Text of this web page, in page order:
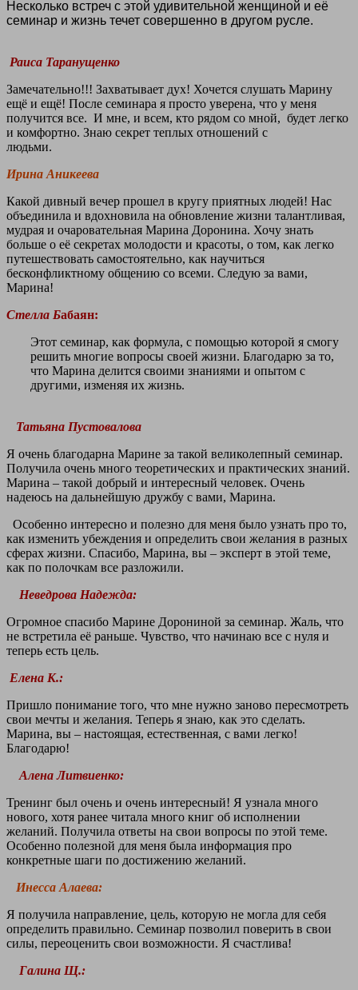
Несколько встреч с этой удивительной женщиной и её
семинар и жизнь течет совершенно в другом русле.
Раиса Таранущенко
Замечательно!!! Захватывает дух! Хочется слушать Марину
ещё и ещё! После семинара я просто уверена, что у меня
получится все. И мне, и всем, кто рядом со мной, будет легко
и комфортно. Знаю секрет теплых отношений с
Ирина Аникеева
Какой дивный вечер прошел в кругу приятных людей! Нас
объединила и вдохновила на обновление жизни талантливая,
мудрая и очаровательная Марина Доронина. Хочу знать
больше о её секретах молодости и красоты, о том, как легко
путешествовать самостоятельно, как научиться
бесконфликтному общению со всеми. Следую за вами,
Марина!
Стелла Бабаян:
Этот семинар, как формула, с помощью которой я смогу
решить многие вопросы своей жизни. Благодарю за то,
что Марина делится своими знаниями и опытом с
другими, изменяя их жизнь.
Татьяна Пустовалова
Я очень благодарна Марине за такой великолепный семинар.
Получила очень много теоретических и практических знаний.
Марина – такой добрый и интересный человек. Очень
надеюсь на дальнейшую дружбу с вами, Марина.
Особенно интересно и полезно для меня было узнать про то,
как изменить убеждения и определить свои желания в разных
сферах жизни. Спасибо, Марина, вы – эксперт в этой теме,
как по полочкам все разложили.
Неведрова Надежда:
Огромное спасибо Марине Дорониной за семинар. Жаль, что
не встретила её раньше. Чувство, что начинаю все с нуля и
теперь есть цель.
Елена К.:
Пришло понимание того, что мне нужно заново пересмотреть
свои мечты и желания. Теперь я знаю, как это сделать.
Марина, вы – настоящая, естественная, с вами легко!
Благодарю!
Алена Литвиенко:
Тренинг был очень и очень интересный! Я узнала много
нового, хотя ранее читала много книг об исполнении
желаний. Получила ответы на свои вопросы по этой теме.
Особенно полезной для меня была информация про
конкретные шаги по достижению желаний.
Инесса Алаева:
Я получила направление, цель, которую не могла для себя
определить правильно. Семинар позволил поверить в свои
силы, переоценить свои возможности. Я счастлива!
Галина Щ.: